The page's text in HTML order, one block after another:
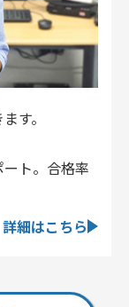
す。
ト。合格率
詳細はこちら